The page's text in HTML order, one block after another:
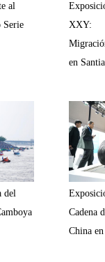
al
Serie
XXY:
en
del
Cadena
China